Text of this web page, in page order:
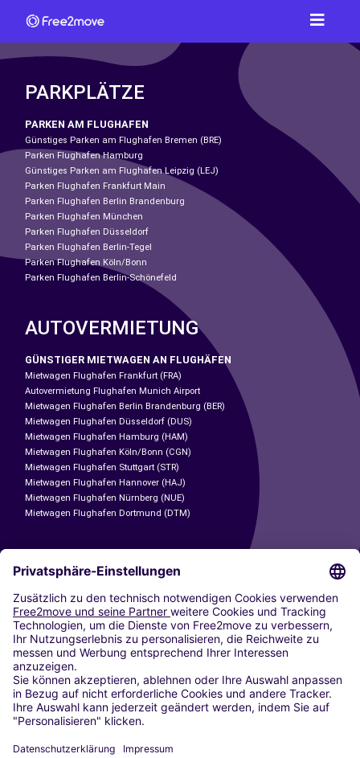
PARKPLÄTZE
PARKEN AM FLUGHAFEN
Günstiges Parken am Flughafen Bremen (BRE)
Parken Flughafen Hamburg
Günstiges Parken am Flughafen Leipzig (LEJ)
Parken Flughafen Frankfurt Main
Parken Flughafen Berlin Brandenburg
Parken Flughafen München
Parken Flughafen Düsseldorf
Parken Flughafen Berlin-Tegel
Parken Flughafen Köln/Bonn
Parken Flughafen Berlin-Schönefeld
AUTOVERMIETUNG
GÜNSTIGER MIETWAGEN AN FLUGHÄFEN
Mietwagen Flughafen Frankfurt (FRA)
Autovermietung Flughafen Munich Airport
Mietwagen Flughafen Berlin Brandenburg (BER)
Mietwagen Flughafen Düsseldorf (DUS)
Mietwagen Flughafen Hamburg (HAM)
Mietwagen Flughafen Köln/Bonn (CGN)
Mietwagen Flughafen Stuttgart (STR)
Mietwagen Flughafen Hannover (HAJ)
Mietwagen Flughafen Nürnberg (NUE)
Mietwagen Flughafen Dortmund (DTM)
CARSHARING
UNSERE STÄDTE
Paris
Madrid
Washington DC
Mailand
Rom
Turin
Wien
Berlin
Düsseldorf